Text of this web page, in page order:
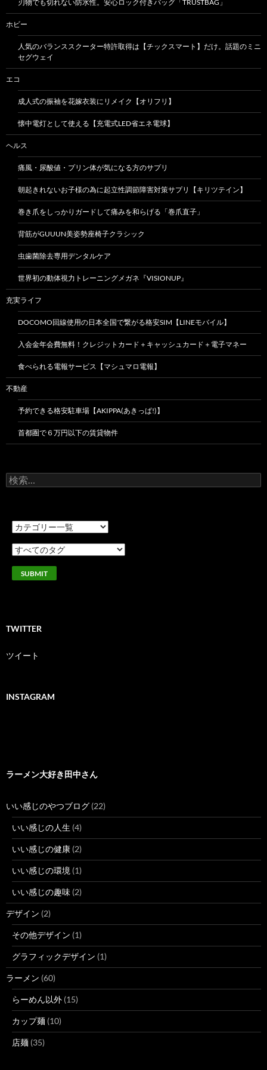
刃物でも切れない防水性。安心ロック付きバッグ「TRUSTBAG」
ホビー
人気のバランススクーター特許取得は【チックスマート】だけ。話題のミニ
セグウェイ
エコ
成人式の振袖を花嫁衣装にリメイク【オリフリ】
懐中電灯として使える【充電式LED省エネ電球】
ヘルス
痛風・尿酸値・プリン体が気になる方のサプリ
朝起きれないお子様の為に起立性調節障害対策サプリ【キリツテイン】
巻き爪をしっかりガードして痛みを和らげる「巻爪直子」
背筋がGUUUN美姿勢座椅子クラシック
虫歯菌除去専用デンタルケア
世界初の動体視力トレーニングメガネ『VISIONUP』
充実ライフ
DOCOMO回線使用の日本全国で繋がる格安SIM【LINEモバイル】
入会金年会費無料！クレジットカード＋キャッシュカード＋電子マネー
食べられる電報サービス【マシュマロ電報】
不動産
予約できる格安駐車場【AKIPPA(あきっぱ!)】
首都圏で６万円以下の賃貸物件
検
索:
TWITTER
ツイート
INSTAGRAM
ラーメン大好き田中さん
いい感じのやつブログ (22)
いい感じの人生 (4)
いい感じの健康 (2)
いい感じの環境 (1)
いい感じの趣味 (2)
デザイン (2)
その他デザイン (1)
グラフィックデザイン (1)
ラーメン (60)
らーめん以外 (15)
カップ麺 (10)
店麺 (35)